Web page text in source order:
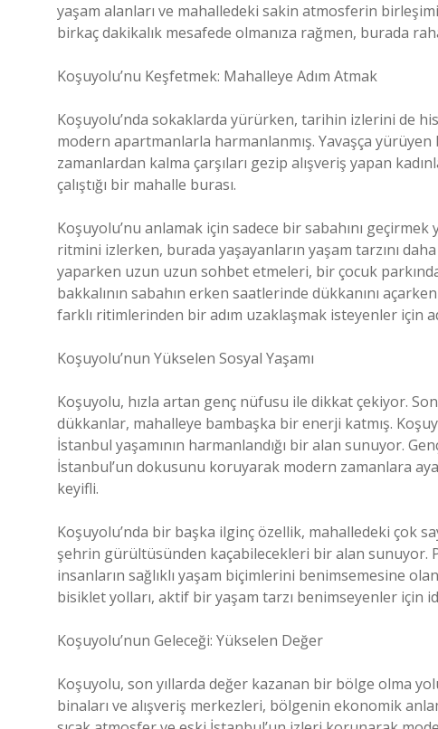
yaşam alanları ve mahalledeki sakin atmosferin
birkaç dakikalık mesafede olmanıza rağmen, burada
Koşuyolu’nu Keşfetmek: Mahalleye Adım Atmak
Koşuyolu’nda sokaklarda yürürken, tarihin izlerini de
modern apartmanlarla harmanlanmış. Yavaşça
zamanlardan kalma çarşıları gezip alışveriş yapan
çalıştığı bir mahalle burası.
Koşuyolu’nu anlamak için sadece bir sabahını
ritmini izlerken, burada yaşayanların yaşam tarzını
yaparken uzun uzun sohbet etmeleri, bir çocuk
bakkalının sabahın erken saatlerinde dükkanını
farklı ritimlerinden bir adım uzaklaşmak isteyenler için
Koşuyolu’nun Yükselen Sosyal Yaşamı
Koşuyolu, hızla artan genç nüfusu ile dikkat çekiyor.
dükkanlar, mahalleye bambaşka bir enerji katmış.
İstanbul yaşamının harmanlandığı bir alan sunuyor.
İstanbul’un dokusunu koruyarak modern zamanlara
keyifli.
Koşuyolu’nda bir başka ilginç özellik, mahalledeki çok
şehrin gürültüsünden kaçabilecekleri bir alan sunuyor.
insanların sağlıklı yaşam biçimlerini benimsemesine
bisiklet yolları, aktif bir yaşam tarzı benimseyenler için
Koşuyolu’nun Geleceği: Yükselen Değer
Koşuyolu, son yıllarda değer kazanan bir bölge olma
binaları ve alışveriş merkezleri, bölgenin ekonomik